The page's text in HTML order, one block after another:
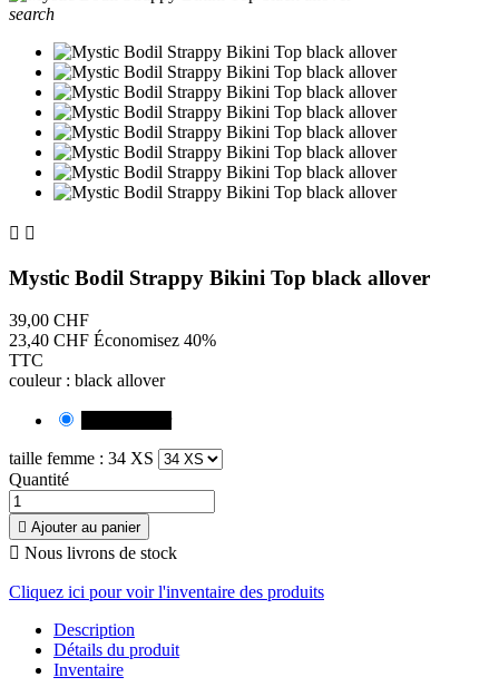
search
 
Mystic Bodil Strappy Bikini Top black allover
39,00 CHF
23,40 CHF Économisez 40%
TTC
couleur : black allover
taille femme : 34 XS
Quantité
 Ajouter au panier
 Nous livrons de stock
Cliquez ici pour voir l'inventaire des produits
Description
Détails du produit
Inventaire